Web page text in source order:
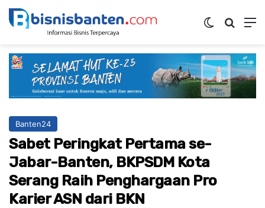
Switch skin
Banten24
Sabet Peringkat Pertama se-
Jabar-Banten, BKPSDM Kota
Serang Raih Penghargaan Pro
Karier ASN dari BKN